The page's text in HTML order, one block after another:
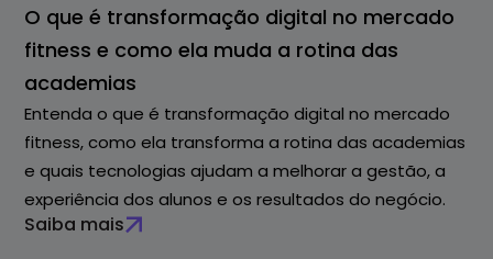
O que é transformação digital no mercado
fitness e como ela muda a rotina das
academias
Entenda o que é transformação digital no mercado
fitness, como ela transforma a rotina das academias
e quais tecnologias ajudam a melhorar a gestão, a
experiência dos alunos e os resultados do negócio.
Saiba mais